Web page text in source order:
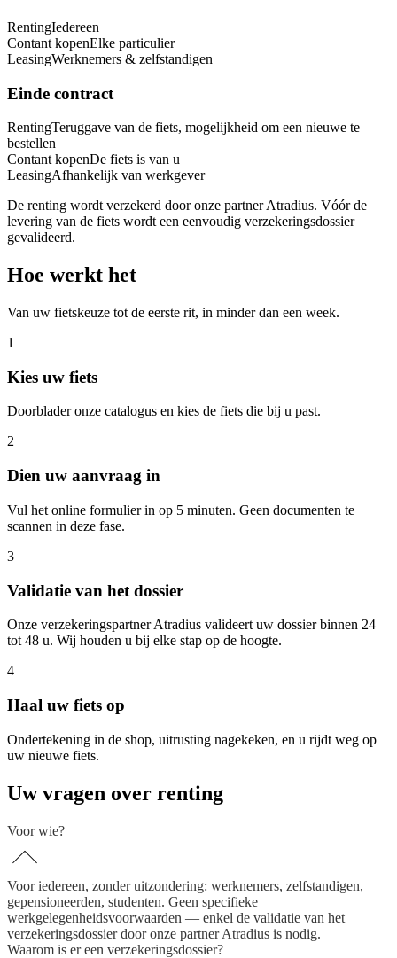
RentingIedereen
Contant kopenElke particulier
LeasingWerknemers & zelfstandigen
Einde contract
RentingTeruggave van de fiets, mogelijkheid om een nieuwe te
bestellen
Contant kopenDe fiets is van u
LeasingAfhankelijk van werkgever
De renting wordt verzekerd door onze partner Atradius. Vóór de
levering van de fiets wordt een eenvoudig verzekeringsdossier
gevalideerd.
Hoe werkt het
Van uw fietskeuze tot de eerste rit, in minder dan een week.
1
Kies uw fiets
Doorblader onze catalogus en kies de fiets die bij u past.
2
Dien uw aanvraag in
Vul het online formulier in op 5 minuten. Geen documenten te
scannen in deze fase.
3
Validatie van het dossier
Onze verzekeringspartner Atradius valideert uw dossier binnen 24
tot 48 u. Wij houden u bij elke stap op de hoogte.
4
Haal uw fiets op
Ondertekening in de shop, uitrusting nagekeken, en u rijdt weg op
uw nieuwe fiets.
Uw vragen over renting
Voor wie?
Voor iedereen, zonder uitzondering: werknemers, zelfstandigen,
gepensioneerden, studenten. Geen specifieke
werkgelegenheidsvoorwaarden — enkel de validatie van het
verzekeringsdossier door onze partner Atradius is nodig.
Waarom is er een verzekeringsdossier?